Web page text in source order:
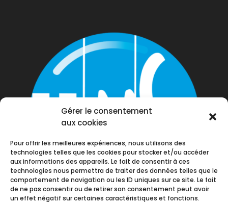
Gérer le consentement
aux cookies
Pour offrir les meilleures expériences, nous utilisons des
technologies telles que les cookies pour stocker et/ou accéder
aux informations des appareils. Le fait de consentir à ces
technologies nous permettra de traiter des données telles que le
comportement de navigation ou les ID uniques sur ce site. Le fait
de ne pas consentir ou de retirer son consentement peut avoir
un effet négatif sur certaines caractéristiques et fonctions.